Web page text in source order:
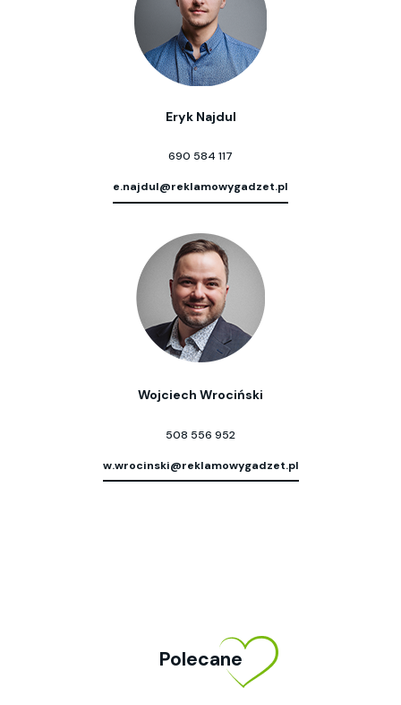
Eryk Najdul
690 584 117
e.najdul@reklamowygadzet.pl
Wojciech Wrociński
508 556 952
w.wrocinski@reklamowygadzet.pl
Polecane